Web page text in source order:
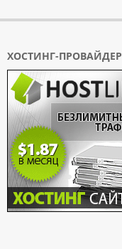
ХОСТИНГ-ПРОВАЙДЕР